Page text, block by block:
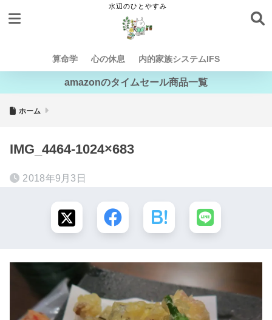
算命学 心の休息 内的家族システムIFS
amazonのタイムセール商品一覧
ホーム
IMG_4464-1024×683
2018年9月3日